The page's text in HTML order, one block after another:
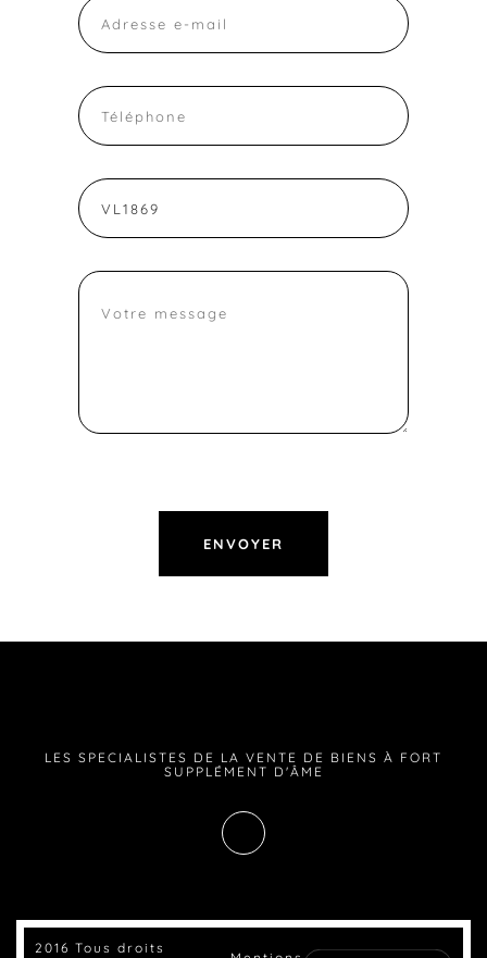
LES SPECIALISTES DE LA VENTE DE BIENS À FORT
SUPPLÉMENT D'ÂME
2016 Tous droits